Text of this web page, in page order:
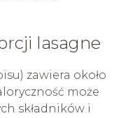
lasagne
zawiera około
może
składników i